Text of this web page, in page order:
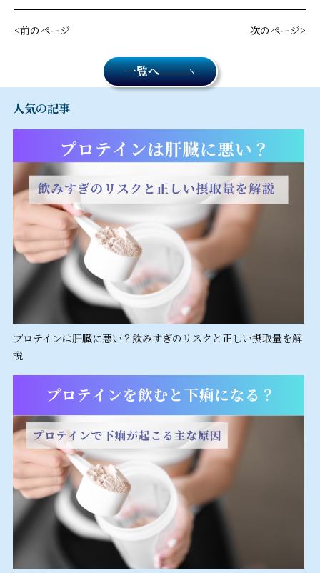
前のページ 次のページ
一覧へ
人気の記事
プロテインは肝臓に悪い？飲みすぎのリスクと正しい摂取量を解
説